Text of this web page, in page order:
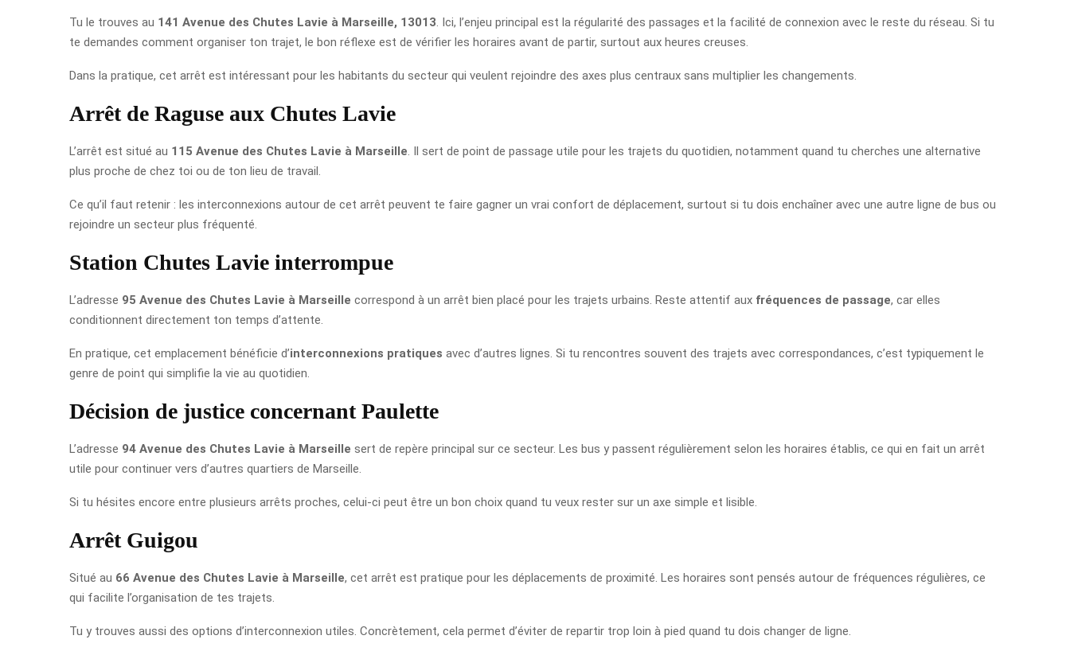
Tu le trouves au 141 Avenue des Chutes Lavie à Marseille, 13013 . Ici, l’enjeu principal est la régularité des passages et la facilité de connexion avec le reste du réseau. Si tu
te demandes comment organiser ton trajet, le bon réflexe est de vérifier les horaires avant de partir, surtout aux heures creuses.
Dans la pratique, cet arrêt est intéressant pour les habitants du secteur qui veulent rejoindre des axes plus centraux sans multiplier les changements.
Arrêt de Raguse aux Chutes Lavie
L’arrêt est situé au 115 Avenue des Chutes Lavie à Marseille . Il sert de point de passage utile pour les trajets du quotidien, notamment quand tu cherches une alternative
plus proche de chez toi ou de ton lieu de travail.
Ce qu’il faut retenir : les interconnexions autour de cet arrêt peuvent te faire gagner un vrai confort de déplacement, surtout si tu dois enchaîner avec une autre ligne de bus ou
rejoindre un secteur plus fréquenté.
Station Chutes Lavie interrompue
L’adresse 95 Avenue des Chutes Lavie à Marseille correspond à un arrêt bien placé pour les trajets urbains. Reste attentif aux fréquences de passage, car elles
conditionnent directement ton temps d’attente.
En pratique, cet emplacement bénéficie d’interconnexions pratiques avec d’autres lignes. Si tu rencontres souvent des trajets avec correspondances, c’est typiquement le
genre de point qui simplifie la vie au quotidien.
Décision de justice concernant Paulette
L’adresse 94 Avenue des Chutes Lavie à Marseille sert de repère principal sur ce secteur. Les bus y passent régulièrement selon les horaires établis, ce qui en fait un arrêt
utile pour continuer vers d’autres quartiers de Marseille.
Si tu hésites encore entre plusieurs arrêts proches, celui-ci peut être un bon choix quand tu veux rester sur un axe simple et lisible.
Arrêt Guigou
Situé au 66 Avenue des Chutes Lavie à Marseille, cet arrêt est pratique pour les déplacements de proximité. Les horaires sont pensés autour de fréquences régulières, ce
qui facilite l’organisation de tes trajets.
Tu y trouves aussi des options d’interconnexion utiles. Concrètement, cela permet d’éviter de repartir trop loin à pied quand tu dois changer de ligne.